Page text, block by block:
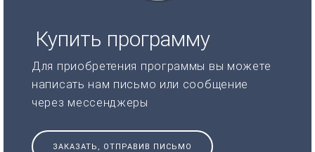
Купить программу
Для приобретения программы вы можете
написать нам письмо или сообщение
через мессенджеры
ЗАКАЗАТЬ, ОТПРАВИВ ПИСЬМО